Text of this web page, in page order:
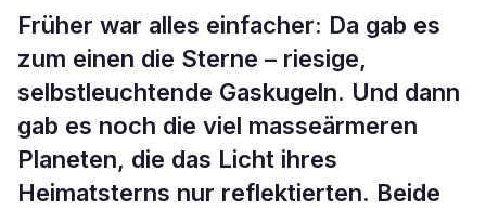
Kosmische Einzelgänger inflagranti
ertappt
Früher war alles einfacher: Da gab es
zum einen die Sterne – riesige,
selbstleuchtende Gaskugeln. Und dann
gab es noch die viel masseärmeren
Planeten, die das Licht ihres
Heimatsterns nur reflektierten. Beide